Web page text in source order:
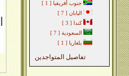
[ 1 ]
[ 7 ]
[ 3 ]
كندا
[ 7 ]
[ 1 ]
تفاصيل المتواجدين